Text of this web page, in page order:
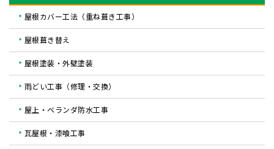
屋根カバー工法（重ね葺き工事）
屋根葺き替え
屋根塗装・外壁塗装
雨どい工事（修理・交換）
屋上・ベランダ防水工事
瓦屋根・漆喰工事